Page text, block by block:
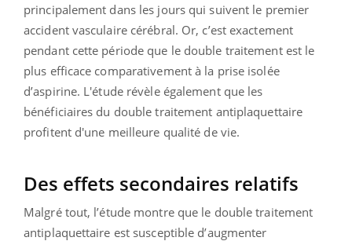
principalement dans les jours qui suivent le premier
accident vasculaire cérébral. Or, c’est exactement
pendant cette période que le double traitement est le
plus efficace comparativement à la prise isolée
d’aspirine. L'étude révèle également que les
bénéficiaires du double traitement antiplaquettaire
profitent d'une meilleure qualité de vie.
Des effets secondaires relatifs
Malgré tout, l’étude montre que le double traitement
antiplaquettaire est susceptible d’augmenter